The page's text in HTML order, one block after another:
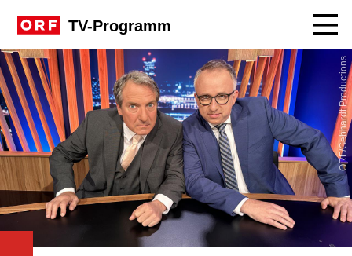
TV-Programm
ORF/Gebhardt Productions